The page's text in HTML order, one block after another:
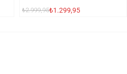
₺2.999,95₺1.299,95